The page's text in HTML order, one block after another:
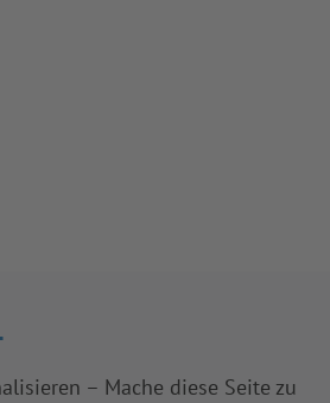
– Mache diese Seite zu